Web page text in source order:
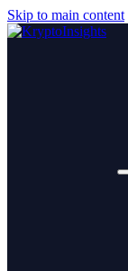
Skip to main content